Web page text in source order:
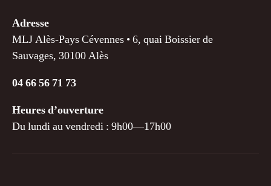
Adresse
MLJ Alès-Pays Cévennes • 6, quai Boissier de
Sauvages, 30100 Alès
04 66 56 71 73
Heures d’ouverture
Du lundi au vendredi : 9h00—17h00